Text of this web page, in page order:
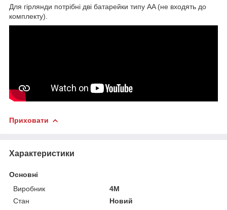
Для гірлянди потрібні дві батарейки типу AA (не входять до
комплекту).
Приховати
Характеристики
Основні
Виробник
4M
Стан
Новий